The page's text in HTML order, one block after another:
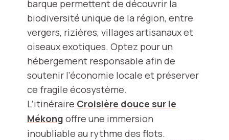
barque permettent de découvrir la
biodiversité unique de la région, entre
vergers, rizières, villages artisanaux et
oiseaux exotiques. Optez pour un
hébergement responsable afin de
soutenir l’économie locale et préserver
ce fragile écosystème.
L’itinéraire Croisière douce sur le
Mékong offre une immersion
inoubliable au rythme des flots.